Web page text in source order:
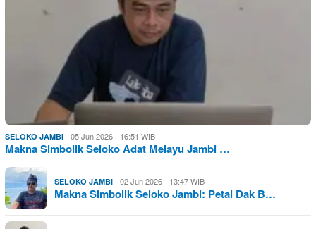
SELOKO JAMBI 05 Jun 2026 - 16:51 WIB
Makna Simbolik Seloko Adat Melayu Jambi …
SELOKO JAMBI 02 Jun 2026 - 13:47 WIB
Makna Simbolik Seloko Jambi: Petai Dak B…